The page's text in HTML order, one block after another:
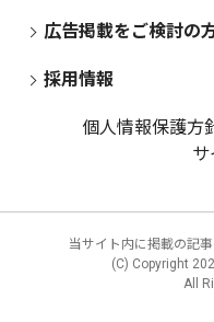
広告掲載をご検討の
採用情報
個人情報保護方
当サイト内に掲載の記
(C) Copyright
All